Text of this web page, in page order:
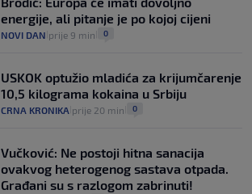
energije, ali pitanje je po kojoj cijeni
NOVI DAN prije 9 min 0
USKOK optužio mladića za krijumčarenje
10,5 kilograma kokaina u Srbiju
CRNA KRONIKA prije 20 min 0
Vučković: Ne postoji hitna sanacija
ovakvog heterogenog sastava otpada.
Građani su s razlogom zabrinuti!